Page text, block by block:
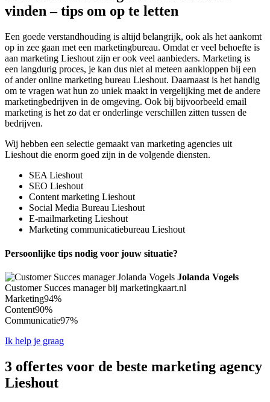
vinden – tips om op te letten
Een goede verstandhouding is altijd belangrijk, ook als het aankomt
op in zee gaan met een marketingbureau. Omdat er veel behoefte is
aan marketing Lieshout zijn er ook veel aanbieders. Marketing is
een langdurig proces, je kan dus niet al meteen aankloppen bij een
of ander online marketing bureau Lieshout. Daarnaast is het handig
om te vragen wat hun zo uniek maakt in vergelijking met de andere
marketingbedrijven in de omgeving. Ook bij bijvoorbeeld email
marketing is het zo dat er onderlinge verschillen zitten tussen de
bedrijven.
Wij hebben een selectie gemaakt van marketing agencies uit
Lieshout die enorm goed zijn in de volgende diensten.
SEA Lieshout
SEO Lieshout
Content marketing Lieshout
Social Media Bureau Lieshout
E-mailmarketing Lieshout
Marketing communicatiebureau Lieshout
Persoonlijke tips nodig voor jouw situatie?
Jolanda Vogels
Customer Succes manager bij marketingkaart.nl
Marketing94%
Content90%
Communicatie97%
Ik help je graag
3 offertes voor de beste marketing agency
Lieshout